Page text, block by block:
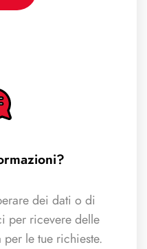
dei dati o di
per ricevere delle
le tue richieste.